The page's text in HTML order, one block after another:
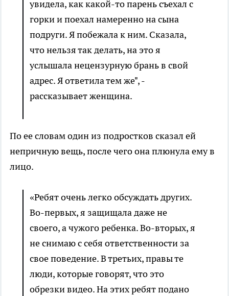
увидела, как какой-то парень съехал с
горки и поехал намеренно на сына
подруги. Я побежала к ним. Сказала,
что нельзя так делать, на это я
услышала нецензурную брань в свой
адрес. Я ответила тем же", -
рассказывает женщина.
По ее словам один из подростков сказал ей
непричную вещь, после чего она плюнула ему в
лицо.
«Ребят очень легко обсуждать других.
Во-первых, я защищала даже не
своего, а чужого ребенка. Во-вторых, я
не снимаю с себя ответственности за
свое поведение. В третьих, правы те
люди, которые говорят, что это
обрезки видео. На этих ребят подано